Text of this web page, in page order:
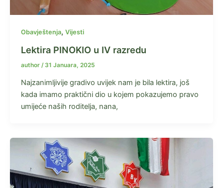
Obavještenja, Vijesti
Lektira PINOKIO u IV razredu
author / 31 Januara, 2025
Najzanimljivije gradivo uvijek nam je bila lektira, još
kada imamo praktični dio u kojem pokazujemo pravo
umijeće naših roditelja, nana,